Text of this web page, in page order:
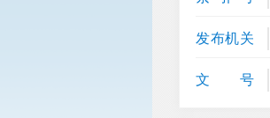
发布机关
文 号